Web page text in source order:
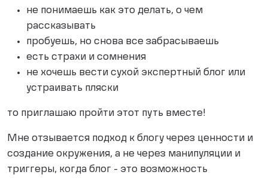
не понимаешь как это делать, о чем
рассказывать
пробуешь, но снова все забрасываешь
есть страхи и сомнения
не хочешь вести сухой экспертный блог или
устраивать пляски
то приглашаю пройти этот путь вместе!
Мне отзывается подход к блогу через ценности и
создание окружения, а не через манипуляции и
триггеры, когда блог - это возможность